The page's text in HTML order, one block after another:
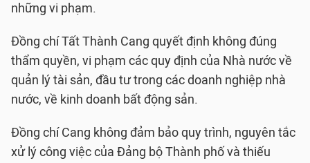
những vi phạm.
Đồng chí Tất Thành Cang quyết định không đúng
thẩm quyền, vi phạm các quy định của Nhà nước về
quản lý tài sản, đầu tư trong các doanh nghiệp nhà
nước, về kinh doanh bất động sản.
Đồng chí Cang không đảm bảo quy trình, nguyên tắc
xử lý công việc của Đảng bộ Thành phố và thiếu